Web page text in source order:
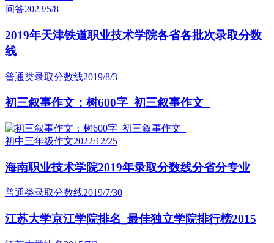
问答2023/5/8
2019年天津铁道职业技术学院各省各批次录取分数
线
普通类录取分数线2019/8/3
初三叙事作文：树600字_初三叙事作文_
初中三年级作文2022/12/25
海南职业技术学院2019年录取分数线分省分专业
普通类录取分数线2019/7/30
江苏大学京江学院排名_最佳独立学院排行榜2015